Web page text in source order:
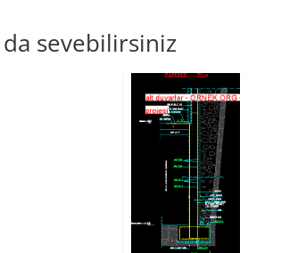
da sevebilirsiniz